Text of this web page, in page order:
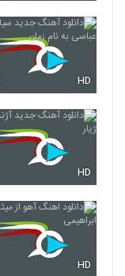
2795
2796
HD
HD
HD